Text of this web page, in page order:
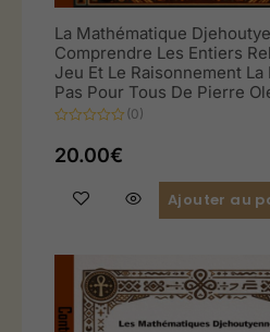
La Mathématique
Comprendre Les Entiers
Jeu Et Le Raisonnement
Pas Pour Tous De Pierre
0
sur
(0)
20.00€
Ajouter au